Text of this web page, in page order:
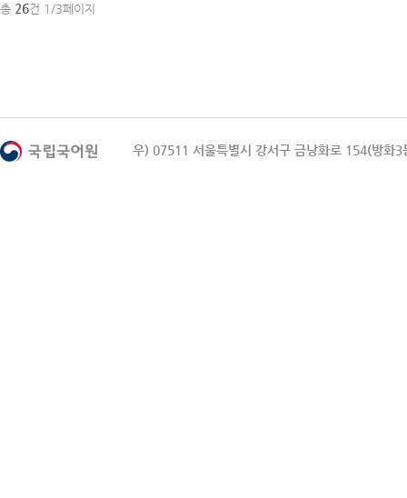
총 26건 1/3페이지
우) 07511 서울특별시 강서구 금낭화로 154(방화3